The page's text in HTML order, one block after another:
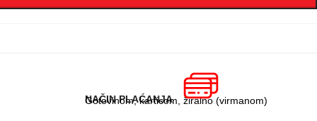
NAČIN PLAĆANJA
Gotovinom, karticom, žiralno (virmanom)